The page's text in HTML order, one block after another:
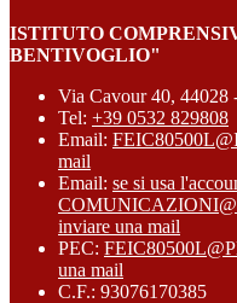
ISTITUTO
BENTIVOGLIO"
Via Cavour 40, 44028
Tel: +39 0532 829808
Email:
mail
Email: se si usa
inviare una mail
PEC:
una mail
C.F.: 93076170385